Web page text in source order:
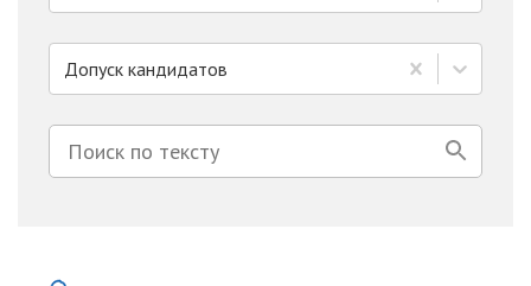
Допуск кандидатов